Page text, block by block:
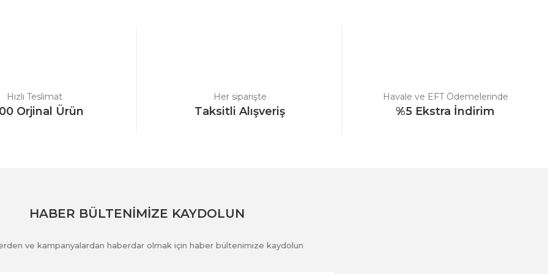
Hızlı Teslimat
Orjinal Ürün
Her siparişte
Taksitli Alışveriş
Havale ve EFT Ödemelerinde
%5 Ekstra İndirim
HABER BÜLTENİMİZE KAYDOLUN
ve kampanyalardan haberdar olmak için haber bültenimize kaydolun